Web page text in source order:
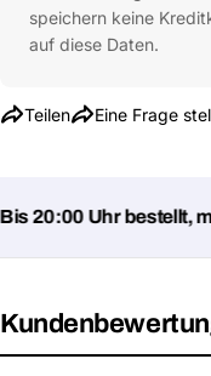
speichern keine
auf diese Daten.
Teilen
Teilen
Eine Frage
Dein
Mail
Deine
Nachricht
20:00 Uhr bestellt,